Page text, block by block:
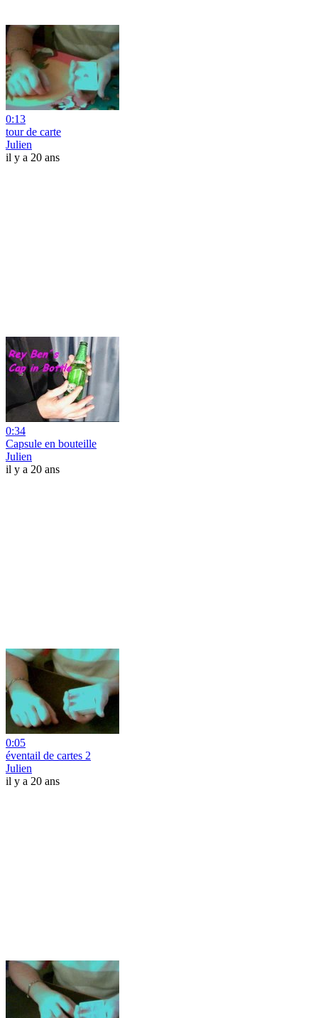
0:13
tour de carte
Julien
il y a 20 ans
0:34
Capsule en bouteille
Julien
il y a 20 ans
0:05
éventail de cartes 2
Julien
il y a 20 ans